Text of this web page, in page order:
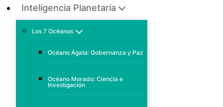
Inteligencia Planetaria
Los 7 Océanos
Océano Ágata: Gobernanza y Paz
Océano Morado: Ciencia e
Investigación